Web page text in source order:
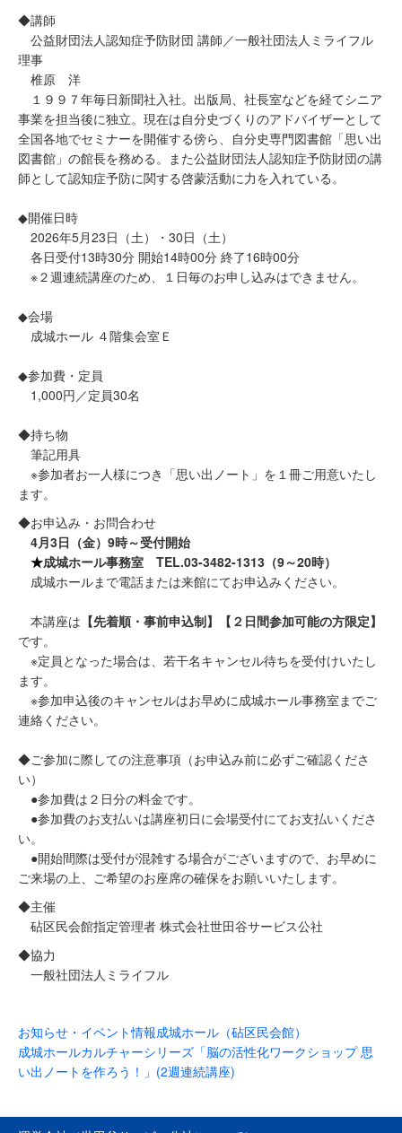
◆講師
公益財団法人認知症予防財団 講師／一般社団法人ミライフル
理事
椎原 洋
１９９７年毎日新聞社入社。出版局、社長室などを経てシニア
事業を担当後に独立。現在は自分史づくりのアドバイザーとして
全国各地でセミナーを開催する傍ら、自分史専門図書館「思い出
図書館」の館長を務める。また公益財団法人認知症予防財団の講
師として認知症予防に関する啓蒙活動に力を入れている。
◆開催日時
2026年5月23日（土）・30日（土）
各日受付13時30分 開始14時00分 終了16時00分
※２週連続講座のため、１日毎のお申し込みはできません。
◆会場
成城ホール ４階集会室Ｅ
◆参加費・定員
1,000円／定員30名
◆持ち物
筆記用具
※参加者お一人様につき「思い出ノート」を１冊ご用意いたし
ます。
◆お申込み・お問合わせ
4月3日（金）9時～受付開始
★成城ホール事務室 TEL.03-3482-1313（9～20時）
成城ホールまで電話または来館にてお申込みください。
本講座は 【先着順・事前申込制】【２日間参加可能の方限定】
です。
※定員となった場合は、若干名キャンセル待ちを受付けいたし
ます。
※参加申込後のキャンセルはお早めに成城ホール事務室までご
連絡ください。
◆ご参加に際しての注意事項（お申込み前に必ずご確認くださ
い）
●参加費は２日分の料金です。
●参加費のお支払いは講座初日に会場受付にてお支払いくださ
い。
●開始間際は受付が混雑する場合がございますので、お早めに
ご来場の上、ご希望のお座席の確保をお願いいたします。
◆主催
砧区民会館指定管理者 株式会社世田谷サービス公社
◆協力
一般社団法人ミライフル
お知らせ・イベント情報成城ホール（砧区民会館）
成城ホールカルチャーシリーズ「脳の活性化ワークショップ 思
い出ノートを作ろう！」(2週連続講座)